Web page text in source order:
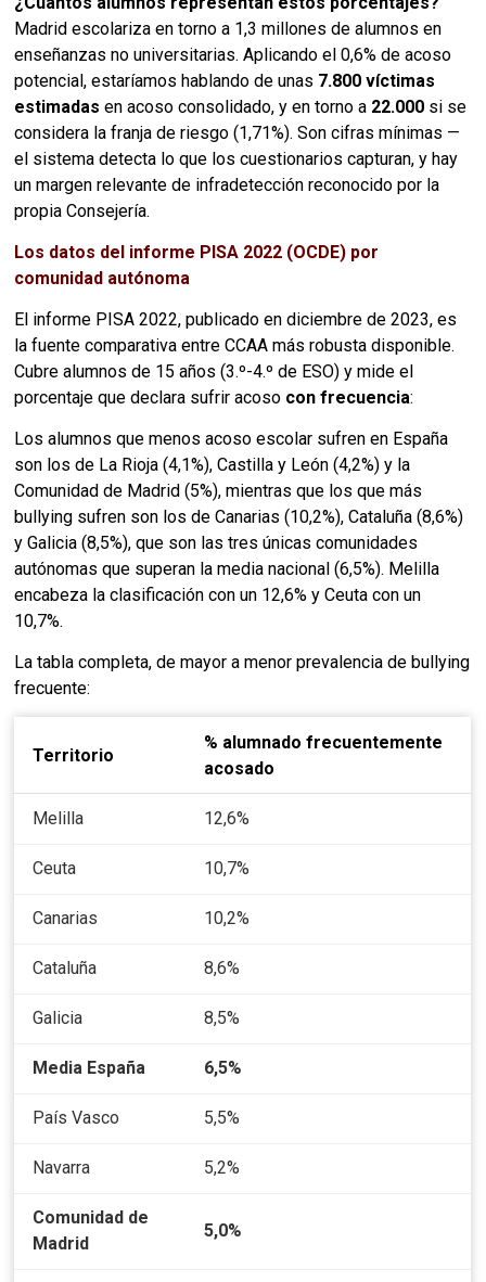
Madrid escolariza en torno a 1,3 millones de alumnos en
enseñanzas no universitarias. Aplicando el 0,6% de acoso
potencial, estaríamos hablando de unas 7.800 víctimas
estimadas en acoso consolidado, y en torno a 22.000 si se
considera la franja de riesgo (1,71%). Son cifras mínimas —
el sistema detecta lo que los cuestionarios capturan, y hay
un margen relevante de infradetección reconocido por la
propia Consejería.
Los datos del informe PISA 2022 (OCDE) por
comunidad autónoma
El informe PISA 2022, publicado en diciembre de 2023, es
la fuente comparativa entre CCAA más robusta disponible.
Cubre alumnos de 15 años (3.º-4.º de ESO) y mide el
porcentaje que declara sufrir acoso con frecuencia:
Los alumnos que menos acoso escolar sufren en España
son los de La Rioja (4,1%), Castilla y León (4,2%) y la
Comunidad de Madrid (5%), mientras que los que más
bullying sufren son los de Canarias (10,2%), Cataluña (8,6%)
y Galicia (8,5%), que son las tres únicas comunidades
autónomas que superan la media nacional (6,5%). Melilla
encabeza la clasificación con un 12,6% y Ceuta con un
10,7%.
La tabla completa, de mayor a menor prevalencia de bullying
frecuente:
Territorio
% alumnado frecuentemente
acosado
Melilla 12,6%
Ceuta 10,7%
Canarias 10,2%
Cataluña 8,6%
Galicia 8,5%
Media España 6,5%
País Vasco 5,5%
Navarra 5,2%
Comunidad de
Madrid
5,0%